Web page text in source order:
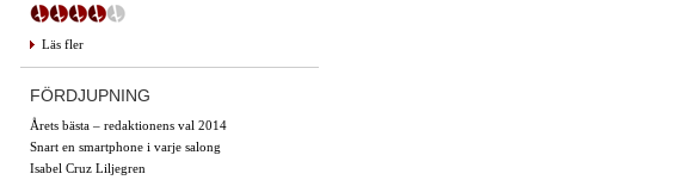
Läs fler
FÖRDJUPNING
Årets bästa – redaktionens val 2014
Snart en smartphone i varje salong
Isabel Cruz Liljegren